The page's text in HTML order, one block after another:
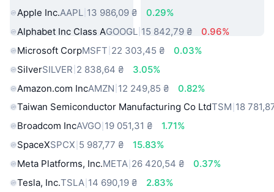
Apple Inc.AAPL 13 986,09 ₴
0.29%
Alphabet Inc Class AGOOGL 15 842,79 ₴
0.96%
Microsoft CorpMSFT 22 303,45 ₴
0.03%
SilverSILVER 2 838,64 ₴
3.05%
Amazon.com IncAMZN 12 249,85 ₴
0.82%
Taiwan Semiconductor Manufacturing Co LtdTSM 18
Broadcom IncAVGO 19 051,31 ₴
1.71%
SpaceXSPCX 5 987,77 ₴
15.83%
Meta Platforms, Inc.META 26 420,54 ₴
0.37%
Tesla, Inc.TSLA 14 690,19 ₴
2.83%